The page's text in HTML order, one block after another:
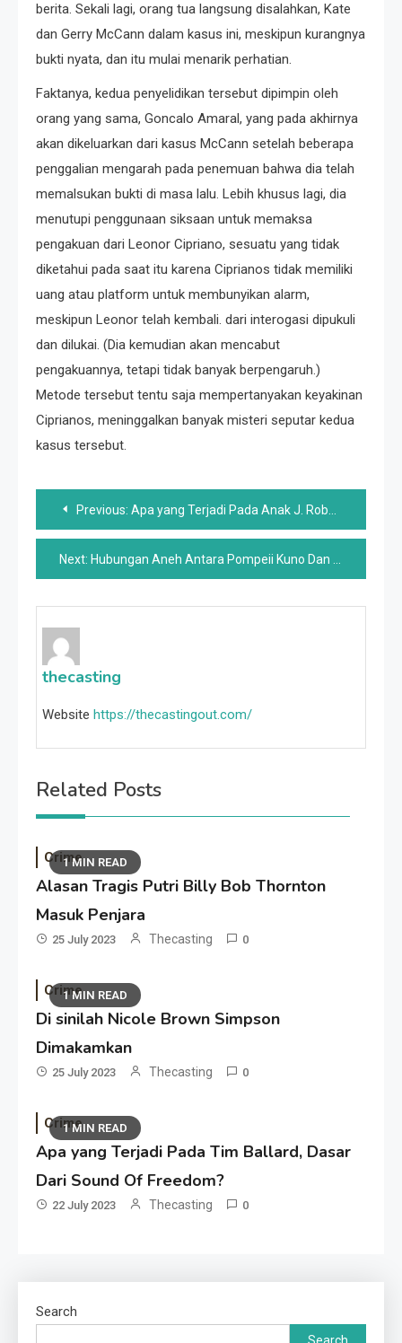
berita. Sekali lagi, orang tua langsung disalahkan, Kate
dan Gerry McCann dalam kasus ini, meskipun kurangnya
bukti nyata, dan itu mulai menarik perhatian.
Faktanya, kedua penyelidikan tersebut dipimpin oleh
orang yang sama, Goncalo Amaral, yang pada akhirnya
akan dikeluarkan dari kasus McCann setelah beberapa
penggalian mengarah pada penemuan bahwa dia telah
memalsukan bukti di masa lalu. Lebih khusus lagi, dia
menutupi penggunaan siksaan untuk memaksa
pengakuan dari Leonor Cipriano, sesuatu yang tidak
diketahui pada saat itu karena Ciprianos tidak memiliki
uang atau platform untuk membunyikan alarm,
meskipun Leonor telah kembali. dari interogasi dipukuli
dan dilukai. (Dia kemudian akan mencabut
pengakuannya, tetapi tidak banyak berpengaruh.)
Metode tersebut tentu saja mempertanyakan keyakinan
Ciprianos, meninggalkan banyak misteri seputar kedua
kasus tersebut.
Post
navigation
Previous: Apa yang Terjadi Pada Anak J. Robert Oppenheimer?
Next: Hubungan Aneh Antara Pompeii Kuno Dan Hidangan Khas Italia
thecasting
Website https://thecastingout.com/
Related Posts
1 MIN READ
Crime
Alasan Tragis Putri Billy Bob Thornton
Masuk Penjara
25 July 2023 Thecasting 0
1 MIN READ
Crime
Di sinilah Nicole Brown Simpson
Dimakamkan
25 July 2023 Thecasting 0
1 MIN READ
Crime
Apa yang Terjadi Pada Tim Ballard, Dasar
Dari Sound Of Freedom?
22 July 2023 Thecasting 0
Search